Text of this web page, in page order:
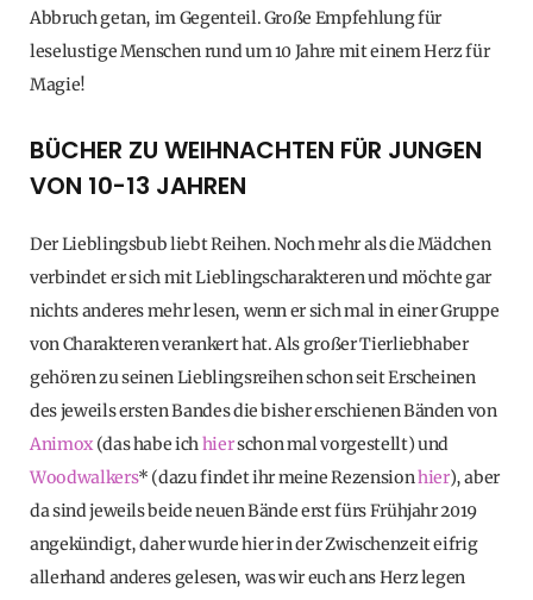
Abbruch getan, im Gegenteil. Große Empfehlung für
leselustige Menschen rund um 10 Jahre mit einem Herz für
Magie!
BÜCHER ZU WEIHNACHTEN FÜR JUNGEN
VON 10-13 JAHREN
Der Lieblingsbub liebt Reihen. Noch mehr als die Mädchen
verbindet er sich mit Lieblingscharakteren und möchte gar
nichts anderes mehr lesen, wenn er sich mal in einer Gruppe
von Charakteren verankert hat. Als großer Tierliebhaber
gehören zu seinen Lieblingsreihen schon seit Erscheinen
des jeweils ersten Bandes die bisher erschienen Bänden von
Animox(das habe ich hierschon mal vorgestellt) und
Woodwalkers* (dazu findet ihr meine Rezensionhier), aber
da sind jeweils beide neuen Bände erst fürs Frühjahr 2019
angekündigt, daher wurde hier in der Zwischenzeit eifrig
allerhand anderes gelesen, was wir euch ans Herz legen